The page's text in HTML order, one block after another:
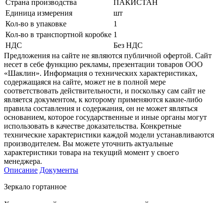
Страна производства
ПАКИСТАН
Единица измерения
шт
Кол-во в упаковке
1
Кол-во в транспортной коробке 1
НДС
Без НДС
Предложения на сайте не являются публичной офертой. Сайт
несет в себе функцию рекламы, презентации товаров ООО
«Шаклин». Информация о технических характеристиках,
содержащаяся на сайте, может не в полной мере
соответствовать действительности, и поскольку сам сайт не
является документом, к которому применяются какие-либо
правила составления и содержания, он не может являться
основанием, которое государственные и иные органы могут
использовать в качестве доказательства. Конкретные
технические характеристики каждой модели устанавливаются
производителем. Вы можете уточнить актуальные
характеристики товара на текущий момент у своего
менеджера.
Описание Документы
Зеркало гортанное